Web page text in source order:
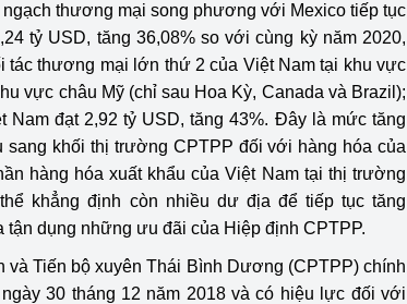
ngạch thương mại song phương với Mexico tiếp tục
tỷ USD, tăng 36,08% so với cùng kỳ năm 2020,
tác thương mại lớn thứ 2 của Việt Nam tại khu vực
vực châu Mỹ (chỉ sau Hoa Kỳ, Canada và Brazil);
Nam đạt 2,92 tỷ USD, tăng 43%. Đây là mức tăng
sang khối thị trường CPTPP đối với hàng hóa của
hàng hóa xuất khẩu của Việt Nam tại thị trường
khẳng định còn nhiều dư địa để tiếp tục tăng
tận dụng những ưu đãi của Hiệp định CPTPP.
và Tiến bộ xuyên Thái Bình Dương (CPTPP) chính
30 tháng 12 năm 2018 và có hiệu lực đối với